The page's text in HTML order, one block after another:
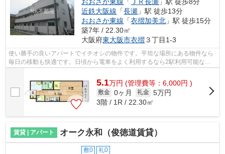
近鉄大阪線 「長瀬 」駅 徒歩13分
おおさか東線 「衣摺加美北 」駅 徒歩15分
築7年 / 22.30㎡
大阪府東大阪市衣摺３丁目1-3
使い勝手の良いアパートでイチオシの物件です。平坦な場所にある物件なら
毎日の移動も快適です。日頃から電車をよく利用するなら2駅利用可能な物
5.1万円 (管理費等：6,000円 )
敷金 0ヶ月 礼金 5万円
3階 / 1R / 22.30㎡
賃貸 | アパート オーク永和（俊徳道賃貸）
敷0 礼0